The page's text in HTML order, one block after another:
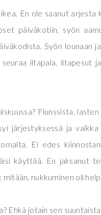
En ole saanut
päiväkotiin, syön
Syön lounaan
seuraa iltapala,
Flunssista,
järjestyksessä ja
Ei edes
käyttää. En jaksanut
nukkuminen oli
Ehkä jotain sen